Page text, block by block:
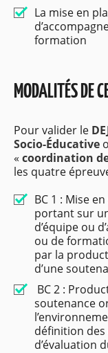
La mise en
formation
MODALITÉS DE
Pour valider le
Socio-Éducative
« coordination
les quatre
BC 1 : Mise
portant sur
d’équipe ou
ou de
par la
d’une
BC 2 :
soutenance
définition
d’évaluation